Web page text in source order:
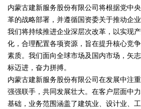
内蒙古建新服务股份有限公司将根据党中
革的战略部署，并遵循国资委关于推动企
我们将持续推进企业深层次改革，以实现
化，合理配置各项资源，旨在提升核心竞
素质。我们面向全球市场及国内市场，矢
标迈进，奋力拼搏。
内蒙古建新服务股份有限公司在发展中注
强强联手，共同发展壮大。在客户层面中
基础，业务范围涵盖了建筑业、设计业、